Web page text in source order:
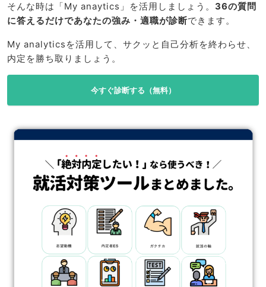
そんな時は「My anaytics」を活用しましょう。 36の質問
に答えるだけであなたの強み・適職が診断できます。
My analyticsを活用して、サクッと自己分析を終わらせ、
内定を勝ち取りましょう。
今すぐ診断する（無料）